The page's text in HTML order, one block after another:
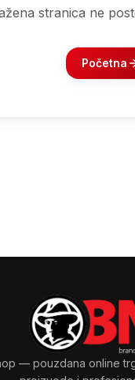
stranica ne
Početna
— pouzdana online